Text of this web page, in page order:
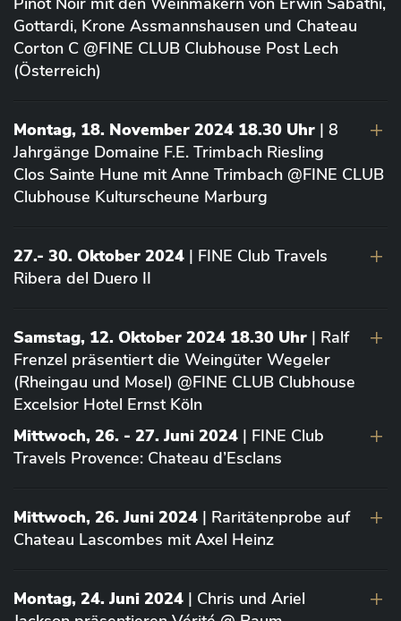
Gottardi, Krone Assmannshausen und Chateau
Corton C @FINE CLUB Clubhouse Post Lech
(Österreich)
Montag, 18. November 2024 18.30 Uhr | 8
Jahrgänge Domaine F.E. Trimbach Riesling
Clos Sainte Hune mit Anne Trimbach @FINE CLUB
Clubhouse Kulturscheune Marburg
27.- 30. Oktober 2024 | FINE Club Travels
Ribera del Duero II
Samstag, 12. Oktober 2024 18.30 Uhr | Ralf
Frenzel präsentiert die Weingüter Wegeler
(Rheingau und Mosel) @FINE CLUB Clubhouse
Excelsior Hotel Ernst Köln
Mittwoch, 26. - 27. Juni 2024 | FINE Club
Travels Provence: Chateau d’Esclans
Mittwoch, 26. Juni 2024 | Raritätenprobe auf
Chateau Lascombes mit Axel Heinz
Montag, 24. Juni 2024 | Chris und Ariel